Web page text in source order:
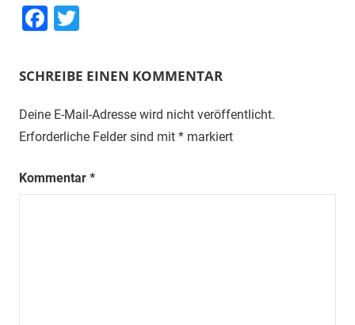
Facebook
SCHREIBE EINEN KOMMENTAR
Deine E-Mail-Adresse wird nicht veröffentlicht.
Erforderliche Felder sind mit * markiert
Kommentar *